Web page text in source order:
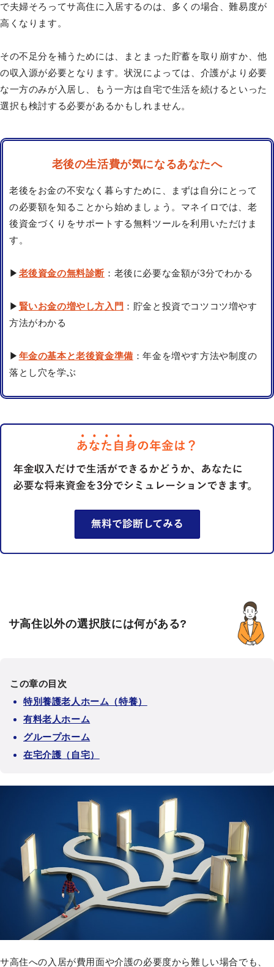
で夫婦そろってサ高住に入居するのは、多くの場合、難易度が
高くなります。
その不足分を補うためには、まとまった貯蓄を取り崩すか、他
の収入源が必要となります。状況によっては、介護がより必要
な一方のみが入居し、もう一方は自宅で生活を続けるといった
選択も検討する必要があるかもしれません。
老後の生活費が気になるあなたへ
老後をお金の不安なく暮らすために、まずは自分にとって
の必要額を知ることから始めましょう。マネイロでは、老
後資金づくりをサポートする無料ツールを利用いただけま
す。
▶ 老後資金の無料診断 ：老後に必要な金額が3分でわかる
▶ 賢いお金の増やし方入門 ：貯金と投資でコツコツ増やす
方法がわかる
▶ 年金の基本と老後資金準備 ：年金を増やす方法や制度の
落とし穴を学ぶ
サ高住以外の選択肢には何がある?
この章の目次
特別養護老人ホーム（特養）
有料老人ホーム
グループホーム
在宅介護（自宅）
サ高住への入居が費用面や介護の必要度から難しい場合でも、